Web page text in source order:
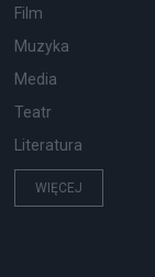
Film
Muzyka
Media
Teatr
Literatura
WIĘCEJ